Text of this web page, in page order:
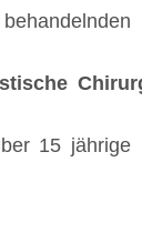
15 jährige